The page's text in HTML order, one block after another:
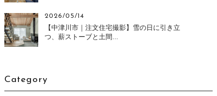
2026/05/14
【中津川市｜注文住宅撮影】雪の日に引き立
つ、薪ストーブと土間...
Category